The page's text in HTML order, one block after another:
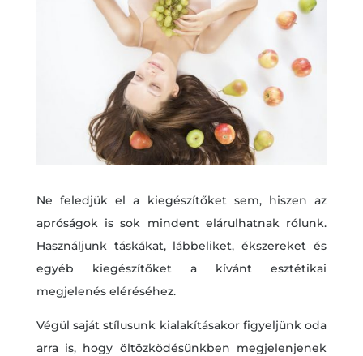
Ne feledjük el a kiegészítőket sem, hiszen az
apróságok is sok mindent elárulhatnak rólunk.
Használjunk táskákat, lábbeliket, ékszereket és
egyéb kiegészítőket a kívánt esztétikai
megjelenés eléréséhez.
Végül saját stílusunk kialakításakor figyeljünk oda
arra is, hogy öltözködésünkben megjelenjenek